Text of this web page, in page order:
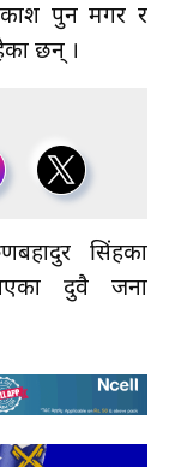
पुन मगर र
छन् ।
सिंहका
भएका दुवै जना